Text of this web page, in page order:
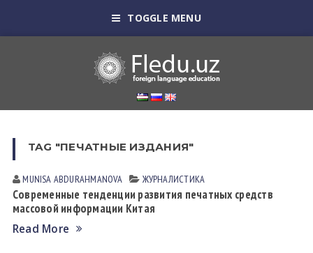
TOGGLE MENU
TAG "ПЕЧАТНЫЕ ИЗДАНИЯ"
MUNISA АBDURАHMАNOVА ЖУРНАЛИСТИКА
Современные тенденции развития печатных средств
массовой информации Китая
Read More